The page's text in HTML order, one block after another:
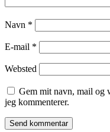
Navn *
E-mail *
Websted
Gem mit navn, mail og
jeg kommenterer.